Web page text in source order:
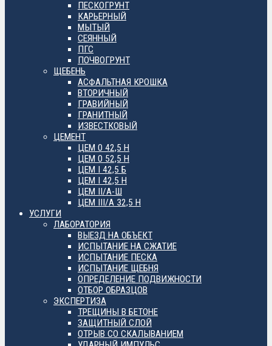
ПЕСКОГРУНТ
КАРЬЕРНЫЙ
МЫТЫЙ
СЕЯННЫЙ
ПГС
ПОЧВОГРУНТ
ЩЕБЕНЬ
АСФАЛЬТНАЯ КРОШКА
ВТОРИЧНЫЙ
ГРАВИЙНЫЙ
ГРАНИТНЫЙ
ИЗВЕСТКОВЫЙ
ЦЕМЕНТ
ЦЕМ 0 42,5 Н
ЦЕМ 0 52,5 Н
ЦЕМ I 42,5 Б
ЦЕМ I 42,5 Н
ЦЕМ II/А-Ш
ЦЕМ III/А 32,5 Н
УСЛУГИ
ЛАБОРАТОРИЯ
ВЫЕЗД НА ОБЪЕКТ
ИСПЫТАНИЕ НА СЖАТИЕ
ИСПЫТАНИЕ ПЕСКА
ИСПЫТАНИЕ ЩЕБНЯ
ОПРЕДЕЛЕНИЕ ПОДВИЖНОСТИ
ОТБОР ОБРАЗЦОВ
ЭКСПЕРТИЗА
ТРЕЩИНЫ В БЕТОНЕ
ЗАЩИТНЫЙ СЛОЙ
ОТРЫВ СО СКАЛЫВАНИЕМ